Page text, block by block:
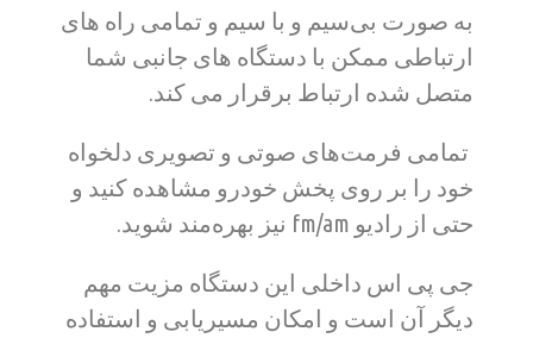
به صورت بی‌سیم و با سیم و تمامی راه های
ارتباطی ممکن با دستگاه های جانبی شما
متصل شده ارتباط برقرار می کند.
تمامی فرمت‌های صوتی و تصویری دلخواه
خود را بر روی پخش خودرو مشاهده کنید و
حتی از رادیو fm/am نیز بهره‌مند شوید.
جی پی اس داخلی این دستگاه مزیت مهم
دیگر آن است و امکان مسیریابی و استفاده